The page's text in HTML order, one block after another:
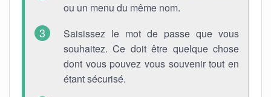
ou un menu du même nom.
Saisissez le mot de passe que vous
souhaitez. Ce doit être quelque chose
dont vous pouvez vous souvenir tout en
étant sécurisé.